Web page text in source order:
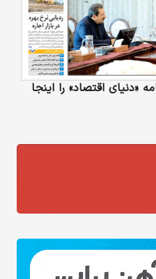
«دنیای‌ اقتصاد» را اینجا